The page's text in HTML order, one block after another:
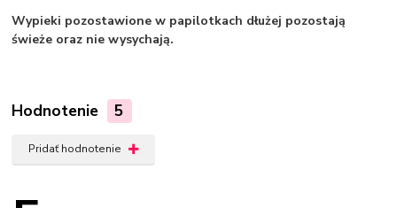
Wypieki pozostawione w papilotkach dłużej pozostają
świeże oraz nie wysychają.
Hodnotenie 5
Pridať hodnotenie